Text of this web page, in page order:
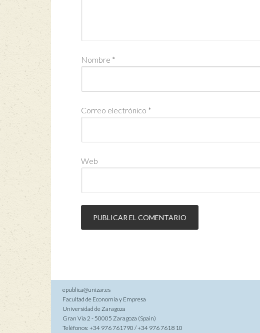
Nombre *
Correo electrónico *
Web
epublica@unizar.es
Facultad de Economía y Empresa
Universidad de Zaragoza
Gran Vía 2 - 50005 Zaragoza (Spain)
Teléfonos: +34 976 761790 / +34 976 7618 10